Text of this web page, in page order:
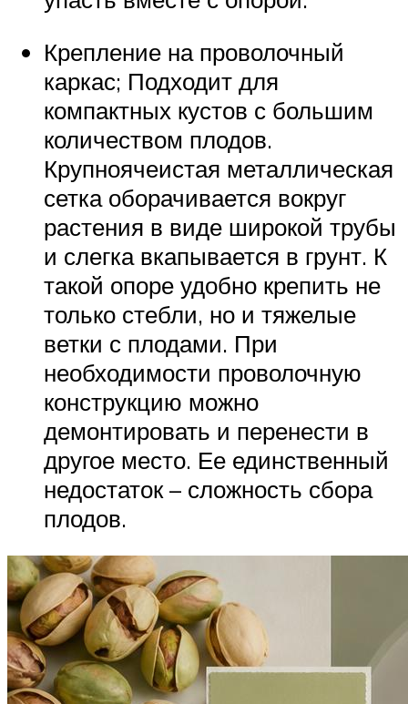
Крепление на проволочный
каркас; Подходит для
компактных кустов с большим
количеством плодов.
Крупноячеистая металлическая
сетка оборачивается вокруг
растения в виде широкой трубы
и слегка вкапывается в грунт. К
такой опоре удобно крепить не
только стебли, но и тяжелые
ветки с плодами. При
необходимости проволочную
конструкцию можно
демонтировать и перенести в
другое место. Ее единственный
недостаток – сложность сбора
плодов.